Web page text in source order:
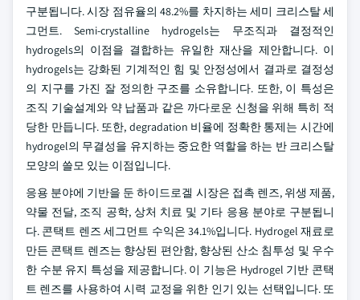
구분됩니다. 시장 점유율의 48.2%를 차지하는 세미 크리스탈 세
그먼트. Semi-crystalline hydrogels는 무조직과 결정적인
hydrogels의 이점을 결합하는 유일한 재산을 제안합니다. 이
hydrogels는 강화된 기계적인 힘 및 안정성에서 결과로 결정성
의 지구를 가진 잘 정의한 구조를 소유합니다. 또한, 이 특성은
조직 기술설계와 약 납품과 같은 까다로운 신청을 위해 특히 적
당한 만듭니다. 또한, degradation 비율에 정확한 통제는 시간에
hydrogel의 무결성을 유지하는 중요한 역할을 하는 반 크리스탈
모양의 쓸모 있는 이점입니다.
응용 분야에 기반을 둔 하이드로겔 시장은 접촉 렌즈, 위생 제품,
약물 전달, 조직 공학, 상처 치료 및 기타 응용 분야로 구분됩니
다. 콘택트 렌즈 세그먼트 수익은 34.1%입니다. Hydrogel 재료로
만든 콘택트 렌즈는 향상된 편안함, 향상된 산소 침투성 및 우수
한 수분 유지 특성을 제공합니다. 이 기능은 Hydrogel 기반 콘택
트 렌즈를 사용하여 시력 교정을 위한 인기 있는 선택입니다. 또